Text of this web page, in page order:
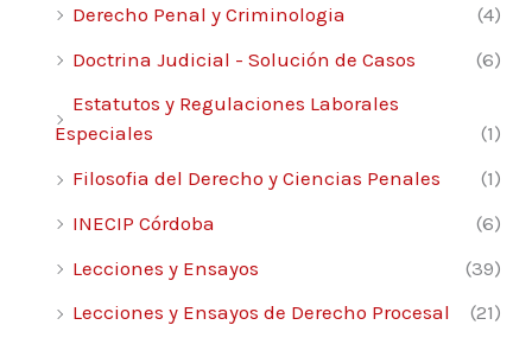
Derecho Penal y Criminologia
(4)
Doctrina Judicial - Solución de Casos
(6)
Estatutos y Regulaciones Laborales
Especiales
(1)
Filosofia del Derecho y Ciencias Penales
(1)
INECIP Córdoba
(6)
Lecciones y Ensayos
(39)
Lecciones y Ensayos de Derecho Procesal
(21)